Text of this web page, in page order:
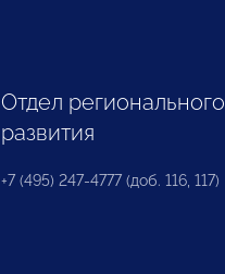
Отдел регионального
развития
+7 (495) 247-4777 (доб. 116, 117)